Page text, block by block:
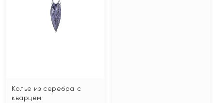
Колье из серебра с
кварцем